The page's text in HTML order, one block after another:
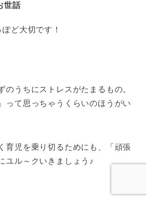
世話
ど大切です！
のうちにストレスがたまるもの。
って思っちゃうくらいのほうがい
育児を乗り切るためにも、「頑張
ユル～クいきましょう♪